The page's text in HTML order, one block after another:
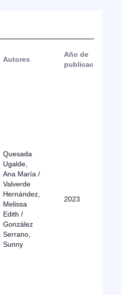
Autores
Año de
publicación
Quesada
Ugalde,
Ana María /
Valverde
Hernández,
Melissa
Edith /
González
Serrano,
Sunny
2023